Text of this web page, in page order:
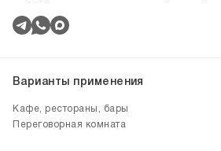
Варианты применения
Кафе, рестораны, бары
Переговорная комната